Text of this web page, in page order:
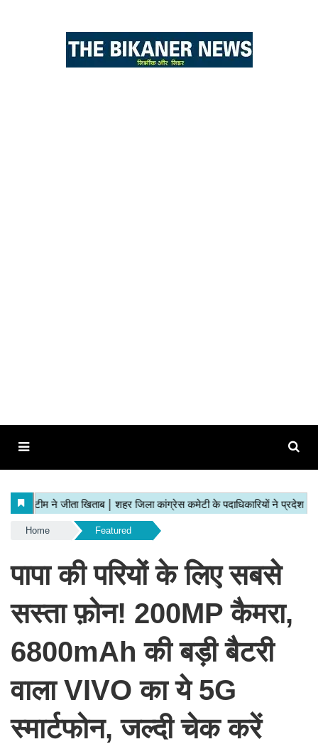
Home Featured
पापा की परियों के लिए सबसे
सस्ता फ़ोन! 200MP कैमरा,
6800mAh की बड़ी बैटरी
वाला VIVO का ये 5G
स्मार्टफोन, जल्दी चेक करें